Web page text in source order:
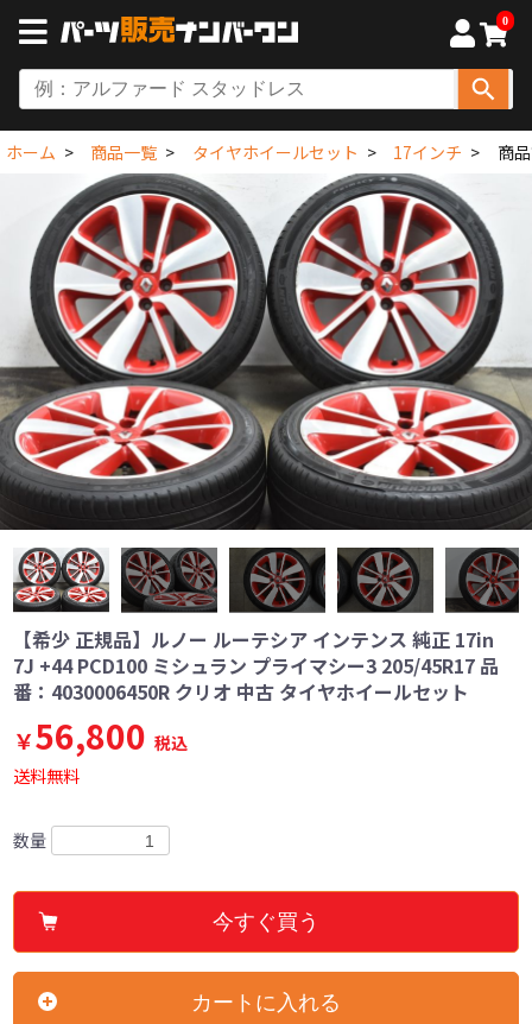
0
ホーム 商品一覧 タイヤホイールセット 17インチ 商
【希少 正規品】ルノー ルーテシア インテンス 純正 17in
7J +44 PCD100 ミシュラン プライマシー3 205/45R17 品
番：4030006450R クリオ 中古 タイヤホイールセット
￥56,800 税込
送料無料
数量
今すぐ買う
カートに入れる